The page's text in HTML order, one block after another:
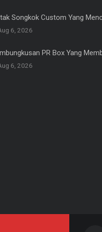
Songkok Custom Yang
6, 2026
PR Box Yang
6, 2026